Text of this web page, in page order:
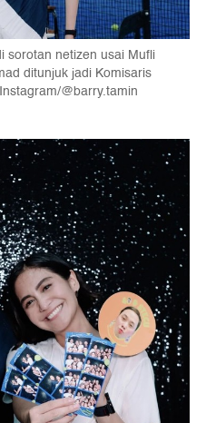
sorotan netizen usai Mufli
ditunjuk jadi Komisaris
@barry.tamin